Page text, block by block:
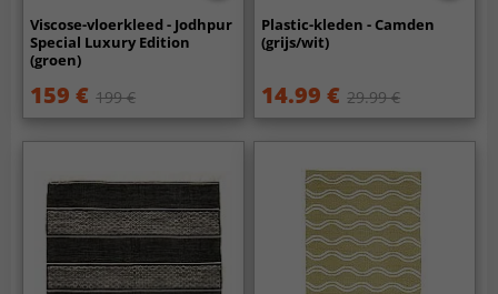
Viscose-vloerkleed - Jodhpur
Special Luxury Edition
(groen)
159 € 199 €
Plastic-kleden - Camden
(grijs/wit)
14.99 € 29.99 €